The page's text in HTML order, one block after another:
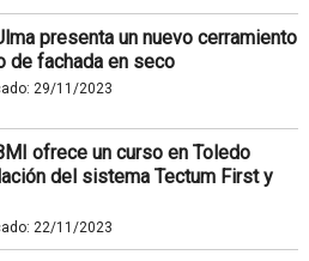
presenta un nuevo cerramiento
de fachada en seco
29/11/2023
ofrece un curso en Toledo
del sistema Tectum First y
22/11/2023